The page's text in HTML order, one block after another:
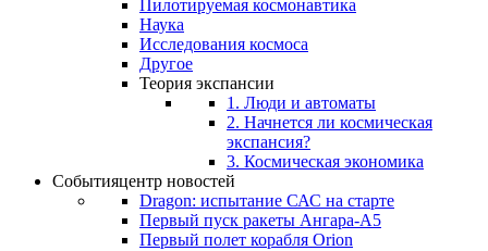
Пилотируемая космонавтика
Наука
Исследования космоса
Другое
Теория экспансии
1. Люди и автоматы
2. Начнется ли космическая
экспансия?
3. Космическая экономика
Событияцентр новостей
Dragon: испытание САС на старте
Первый пуск ракеты Ангара-А5
Первый полет корабля Orion